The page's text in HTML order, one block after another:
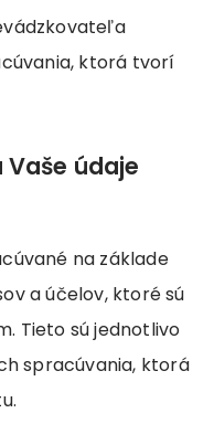
ktorá tvorí
údaje
na základe
a účelov, ktoré sú
Tieto sú jednotlivo
spracúvania, ktorá